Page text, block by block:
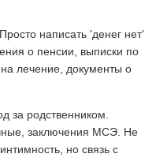
написать 'денег нет'
о пенсии, выписки по
лечение, документы о
за родственником.
заключения МСЭ. Не
но связь с